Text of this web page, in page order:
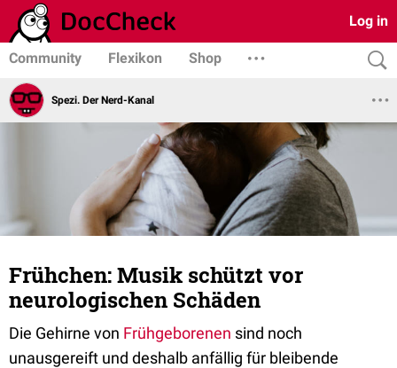
Log in
Community Flexikon Shop
Spezi. Der Nerd-Kanal
Frühchen: Musik schützt vor
neurologischen Schäden
Die Gehirne von Frühgeborenen sind noch
unausgereift und deshalb anfällig für bleibende